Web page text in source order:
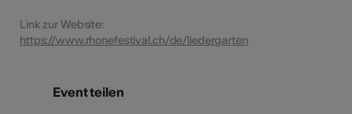
Link zur Website:
https://www.rhonefestival.ch/de/liedergarten
Event teilen